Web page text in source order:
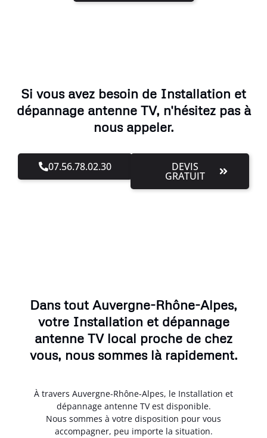
Si vous avez besoin de Installation et
dépannage antenne TV, n'hésitez pas à
nous appeler.
07.56.78.02.30 DEVIS
GRATUIT
Dans tout Auvergne-Rhône-Alpes,
votre Installation et dépannage
antenne TV local proche de chez
vous, nous sommes là rapidement.
À travers Auvergne-Rhône-Alpes, le Installation et
dépannage antenne TV est disponible.
Nous sommes à votre disposition pour vous
accompagner, peu importe la situation.